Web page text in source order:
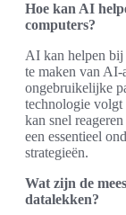
Hoe kan AI
computers?
AI kan helpen bij
te maken van
ongebruikelijke
technologie volgt
kan snel
een essentieel
strategieën.
Wat zijn de
datalekken?